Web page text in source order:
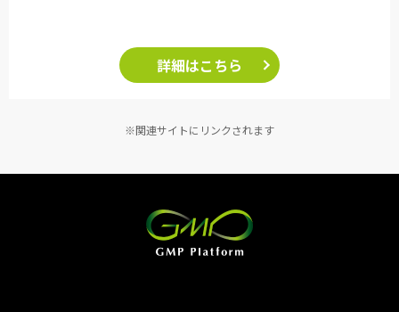
詳細はこちら
※関連サイトにリンクされます